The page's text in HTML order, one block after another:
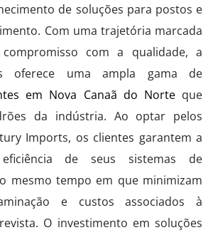
de soluções para postos e
Com uma trajetória marcada
com a qualidade, a
oferece uma ampla gama de
em Nova Canaã do Norteque
da indústria. Ao optar pelos
Imports, os clientes garantem a
de seus sistemas de
mesmo tempo em que minimizam
e custos associados à
O investimento em soluções